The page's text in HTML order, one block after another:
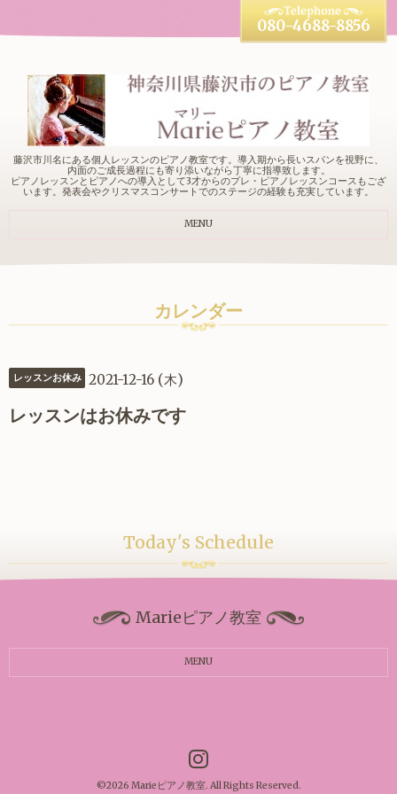
藤沢市川名にある個人レッスンのピアノ教室です。導入期から長いスパンを視野に、
内面のご成長過程にも寄り添いながら丁寧に指導致します。
ピアノレッスンとピアノへの導入として3才からのプレ・ピアノレッスンコースもござ
います。発表会やクリスマスコンサートでのステージの経験も充実しています。
080-4688-8856
MENU
カレンダー
レッスンお休み 2021-12-16 (木)
レッスンはお休みです
Today's Schedule
Marieピアノ教室
MENU
©2026 Marieピアノ教室. All Rights Reserved.